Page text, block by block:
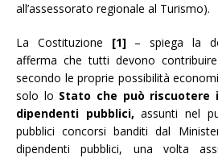
all’assessorato regionale al Turismo).
La Costituzione [1]– spiega la
afferma che tutti devono
secondo le proprie possibilità
solo lo Stato che può riscuotere
dipendenti pubblici, assunti nel
pubblici concorsi banditi dal
dipendenti pubblici, una volta